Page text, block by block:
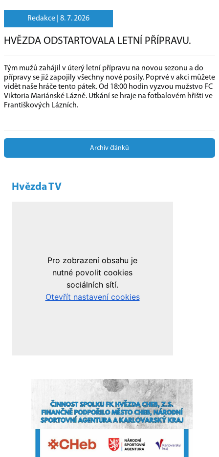
Redakce | 8. 7. 2026
HVĚZDA ODSTARTOVALA LETNÍ PŘÍPRAVU.
Tým mužů zahájil v úterý letní přípravu na novou sezonu a do
přípravy se již zapojily všechny nové posily. Poprvé v akci můžete
vidět naše hráče tento pátek. Od 18:00 hodin vyzvou mužstvo FC
Viktoria Mariánské Lázně. Utkání se hraje na fotbalovém hřišti ve
Františkových Lázních.
Archiv článků
Hvězda TV